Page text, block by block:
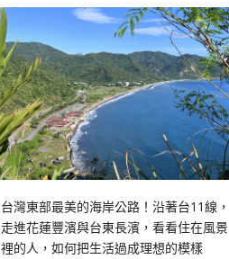
台灣東部最美的海岸公路！沿著台11線，
走進花蓮豐濱與台東長濱，看看住在風景
裡的人，如何把生活過成理想的模樣